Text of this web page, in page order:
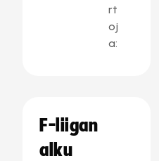
rt
oj
a:
F-liigan
alku